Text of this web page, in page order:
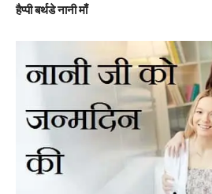
हैप्पी बर्थडे नानी माँ